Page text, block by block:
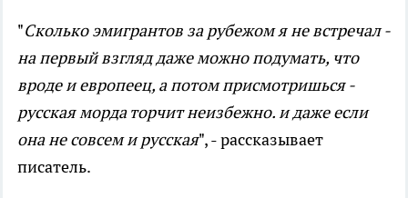
"Сколько эмигрантов за рубежом я не встречал -
на первый взгляд даже можно подумать, что
вроде и европеец, а потом присмотришься -
русская морда торчит неизбежно. и даже если
она не совсем и русская", - рассказывает
писатель.